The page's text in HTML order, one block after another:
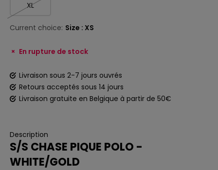
XL
Current choice: Size : XS
En rupture de stock
Livraison sous 2-7 jours ouvrés
Retours acceptés sous 14 jours
Livraison gratuite en Belgique à partir de 50€
Description
S/S CHASE PIQUE POLO -
WHITE/GOLD